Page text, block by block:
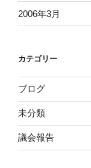
2006年3月
カテゴリー
ブログ
未分類
議会報告